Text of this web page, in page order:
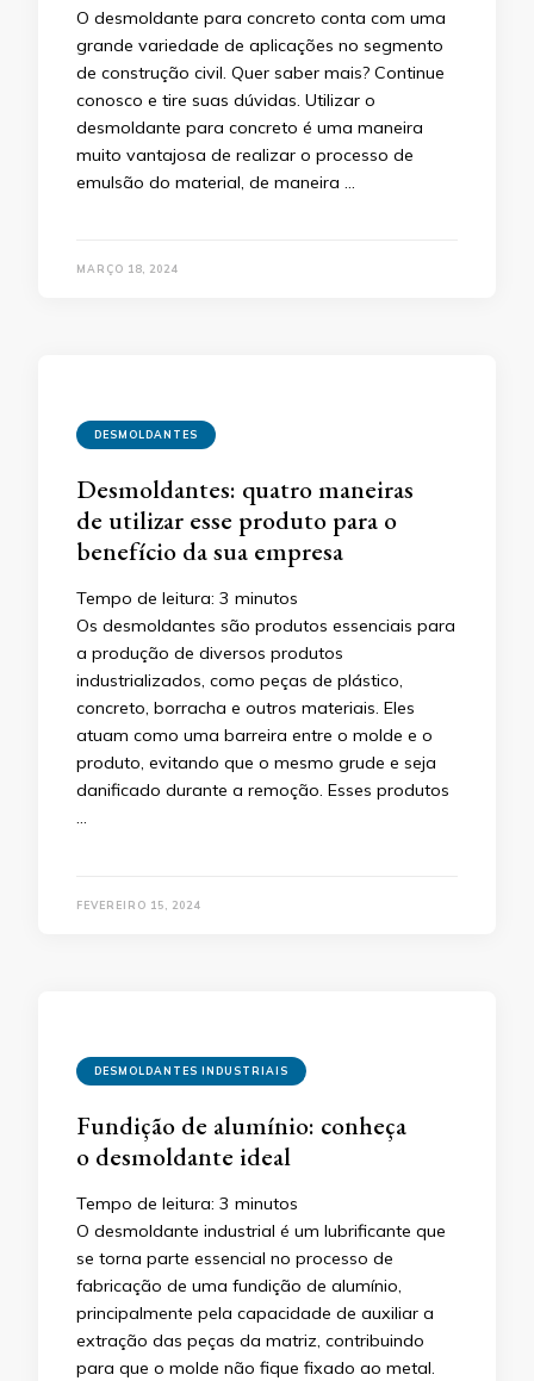
O desmoldante para concreto conta com uma
grande variedade de aplicações no segmento
de construção civil. Quer saber mais? Continue
conosco e tire suas dúvidas. Utilizar o
desmoldante para concreto é uma maneira
muito vantajosa de realizar o processo de
emulsão do material, de maneira …
MARÇO 18, 2024
DESMOLDANTES
Desmoldantes: quatro maneiras
de utilizar esse produto para o
benefício da sua empresa
Tempo de leitura: 3 minutos
Os desmoldantes são produtos essenciais para
a produção de diversos produtos
industrializados, como peças de plástico,
concreto, borracha e outros materiais. Eles
atuam como uma barreira entre o molde e o
produto, evitando que o mesmo grude e seja
danificado durante a remoção. Esses produtos
…
FEVEREIRO 15, 2024
DESMOLDANTES INDUSTRIAIS
Fundição de alumínio: conheça
o desmoldante ideal
Tempo de leitura: 3 minutos
O desmoldante industrial é um lubrificante que
se torna parte essencial no processo de
fabricação de uma fundição de alumínio,
principalmente pela capacidade de auxiliar a
extração das peças da matriz, contribuindo
para que o molde não fique fixado ao metal.